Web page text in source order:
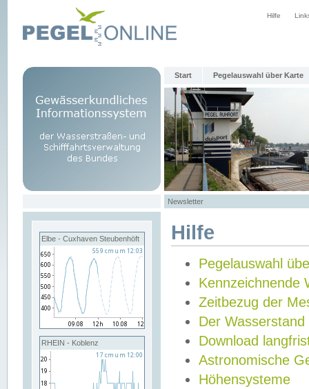
Hilfe
Start Pegelauswahl über Karte
Newsletter
Elbe - Cuxhaven Steubenhöft
RHEIN - Koblenz
Hilfe
Pegelauswahl
Kennzeichnende
Zeitbezug der
Der Wasserstand
Download
Astronomische
Höhensysteme